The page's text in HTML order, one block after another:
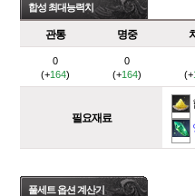
합성 최대능력치
관통 명중
0
(+164)
0
(+164) (+
필요재료
풀세트 옵션 계산기